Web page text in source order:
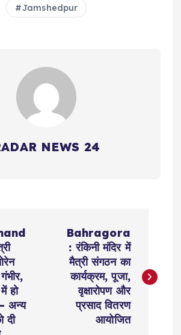
Jamshedpur
NEWS 24
हो
अन्य
दी
Bahragora
: रंकिनी मंदिर में
मैत्री संगठन का
कार्यक्रम, पूजा,
वृक्षारोपण और
प्रसाद वितरण
आयोजित